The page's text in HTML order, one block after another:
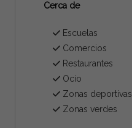
Cerca de
Escuelas
Comercios
Restaurantes
Ocio
Zonas deportivas
Zonas verdes